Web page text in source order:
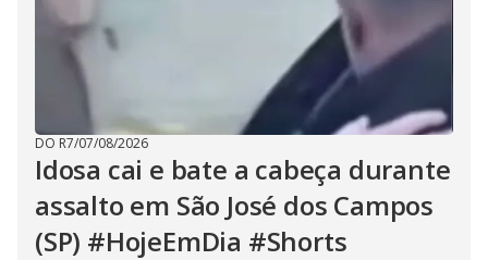
DO R7/07/08/2026
Idosa cai e bate a cabeça durante
assalto em São José dos Campos
(SP) #HojeEmDia #Shorts